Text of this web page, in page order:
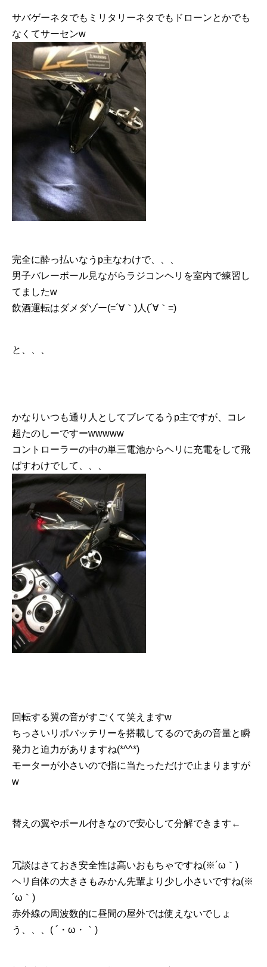
サバゲーネタでもミリタリーネタでもドローンとかでも
なくてサーセンw
完全に酔っ払いなうp主なわけで、、、
男子バレーボール見ながらラジコンヘリを室内で練習し
てましたw
飲酒運転はダメダゾー(=´∀｀)人(´∀｀=)
と、、、
かなりいつも通り人としてブレてるうp主ですが、コレ
超たのしーですーwwwww
コントローラーの中の単三電池からヘリに充電をして飛
ばすわけでして、、、
回転する翼の音がすごくて笑えますw
ちっさいリポバッテリーを搭載してるのであの音量と瞬
発力と迫力がありますね(*^^*)
モーターが小さいので指に当たっただけで止まりますが
w
替えの翼やポール付きなので安心して分解できます←
冗談はさておき安全性は高いおもちゃですね(※´ω｀)
ヘリ自体の大きさもみかん先輩より少し小さいですね(※
´ω｀)
赤外線の周波数的に昼間の屋外では使えないでしょ
う、、、( ´・ω・｀)